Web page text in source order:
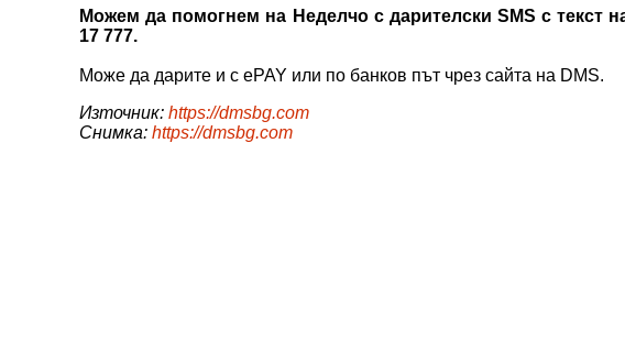
Можем да помогнем на Неделчо с дарителски SMS с текст
17 777.
Може да дарите и с ePAY или по банков път чрез сайта на DMS.
Източник: https://dmsbg.com
Снимка: https://dmsbg.com